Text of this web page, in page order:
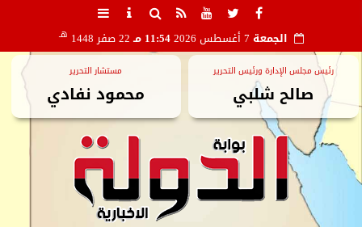
الجمعة 11:54 مـ 22 صفر 1448 هـ
رئيس مجلس الإدارة ورئيس التحرير
صالح شلبي
مستشار التحرير
محمود نفادي